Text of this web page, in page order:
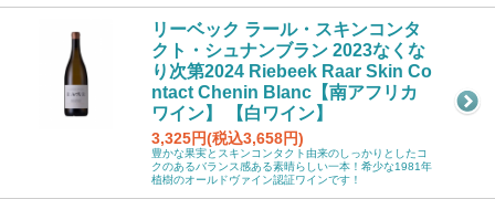
リーベック ラール・スキンコンタ
クト・シュナンブラン 2023なくな
り次第2024 Riebeek Raar Skin Co
ntact Chenin Blanc【南アフリカ
ワイン】 【白ワイン】
3,325円(税込3,658円)
豊かな果実とスキンコンタクト由来のしっかりとしたコ
クのあるバランス感ある素晴らしい一本！希少な1981年
植樹のオールドヴァイン認証ワインです！